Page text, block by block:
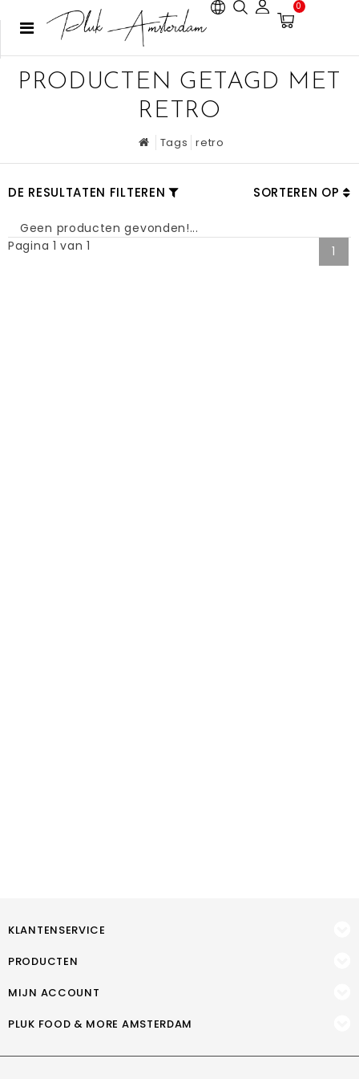
0
PRODUCTEN GETAGD MET
RETRO
Tags retro
DE RESULTATEN FILTEREN SORTEREN OP
Geen producten gevonden!...
Pagina 1 van 1
1
KLANTENSERVICE
PRODUCTEN
MIJN ACCOUNT
PLUK FOOD & MORE AMSTERDAM